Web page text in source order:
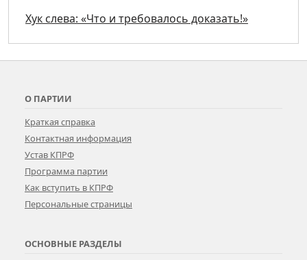
Хук слева: «Что и требовалось доказать!»
О ПАРТИИ
Краткая справка
Контактная информация
Устав КПРФ
Программа партии
Как вступить в КПРФ
Персональные страницы
ОСНОВНЫЕ РАЗДЕЛЫ